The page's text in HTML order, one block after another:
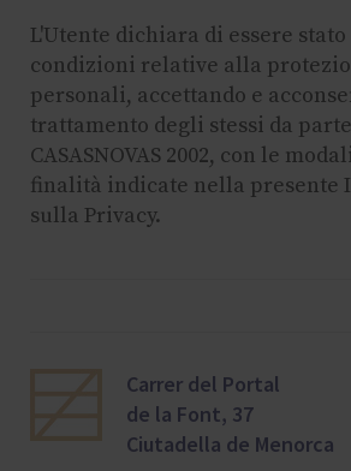
L'Utente dichiara di essere
condizioni relative alla
personali, accettando e
trattamento degli stessi da
CASASNOVAS 2002, con le
finalità indicate nella presente
sulla Privacy.
Carrer del Portal
de la Font, 37
Ciutadella de Menorca